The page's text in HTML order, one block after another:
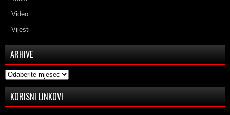
Video
Vijesti
ARHIVE
Arhive
KORISNI LINKOVI